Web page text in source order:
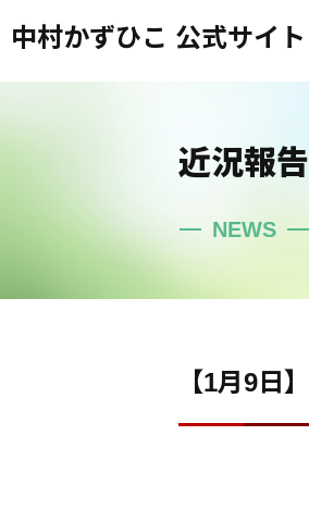
中村かずひこ 公式サイト
近況報告
NEWS
【1月9日】